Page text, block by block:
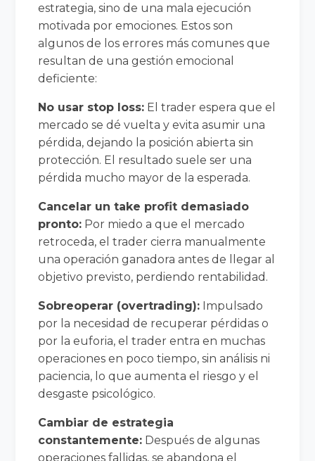
estrategia, sino de una mala ejecución
motivada por emociones. Estos son
algunos de los errores más comunes que
resultan de una gestión emocional
deficiente:
No usar stop loss: El trader espera que el
mercado se dé vuelta y evita asumir una
pérdida, dejando la posición abierta sin
protección. El resultado suele ser una
pérdida mucho mayor de la esperada.
Cancelar un take profit demasiado
pronto: Por miedo a que el mercado
retroceda, el trader cierra manualmente
una operación ganadora antes de llegar al
objetivo previsto, perdiendo rentabilidad.
Sobreoperar (overtrading): Impulsado
por la necesidad de recuperar pérdidas o
por la euforia, el trader entra en muchas
operaciones en poco tiempo, sin análisis ni
paciencia, lo que aumenta el riesgo y el
desgaste psicológico.
Cambiar de estrategia
constantemente: Después de algunas
operaciones fallidas, se abandona el